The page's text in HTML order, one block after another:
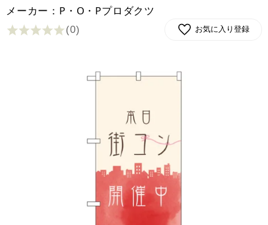
メーカー：P・O・Pプロダクツ
(0) お気に入り登録